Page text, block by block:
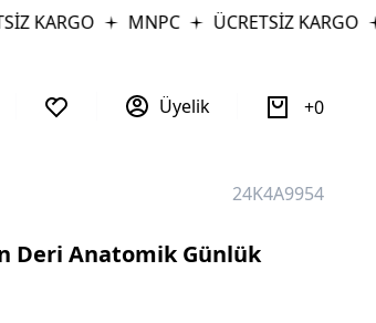
KARGO MNPC ÜCRETSİZ KARGO
Üyelik 0
24K4A9954
Deri Anatomik Günlük